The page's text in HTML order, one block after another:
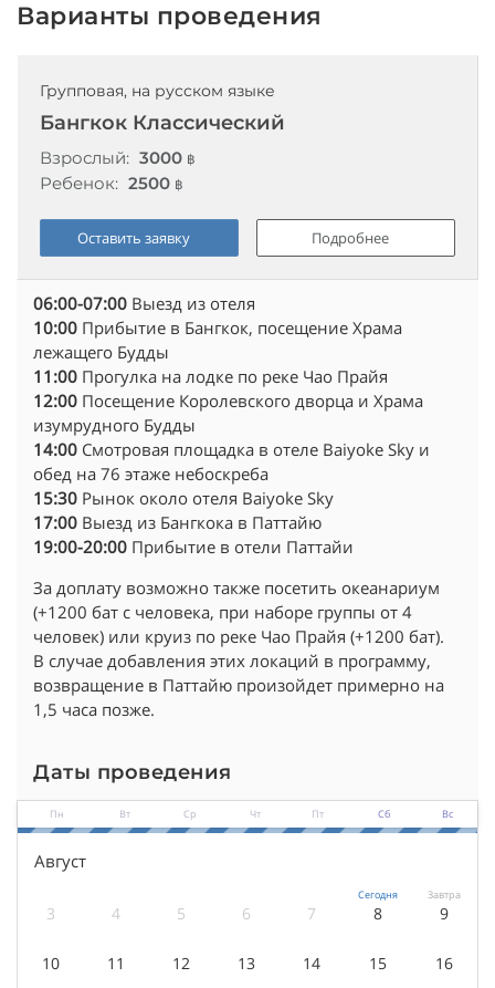
Варианты проведения
Групповая, на русском языке
Бангкок Классический
Взрослый: 3000 ฿
Ребенок: 2500 ฿
Оставить заявку Подробнее
06:00-07:00 Выезд из отеля
10:00 Прибытие в Бангкок, посещение Храма
лежащего Будды
11:00 Прогулка на лодке по реке Чао Прайя
12:00 Посещение Королевского дворца и Храма
изумрудного Будды
14:00 Смотровая площадка в отеле Baiyoke Sky и
обед на 76 этаже небоскреба
15:30 Рынок около отеля Baiyoke Sky
17:00 Выезд из Бангкока в Паттайю
19:00-20:00 Прибытие в отели Паттайи
За доплату возможно также посетить океанариум
(+1200 бат с человека, при наборе группы от 4
человек) или круиз по реке Чао Прайя (+1200 бат).
В случае добавления этих локаций в программу,
возвращение в Паттайю произойдет примерно на
1,5 часа позже.
Даты проведения
Пн Вт Ср Чт Пт Сб Вс
Август
3 4 5 6 7 8
Сегодня
9
Завтра
10 11 12 13 14 15 16